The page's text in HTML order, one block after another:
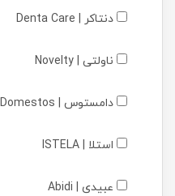
دنتاکر | Denta Care
ناولتی | Novelty
دامستوس | Domestos
استلا | ISTELA
عبیدی | Abidi